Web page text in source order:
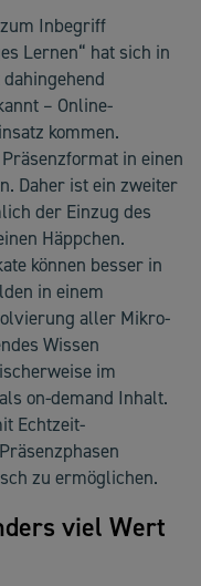
Inbegriff
Lernen“ hat sich in
– Online-
kommen.
in einen
Daher ist ein zweiter
der Einzug des
Häppchen.
können besser in
in einem
aller Mikro-
Wissen
im
on-demand Inhalt.
Echtzeit-
zu ermöglichen.
viel Wert